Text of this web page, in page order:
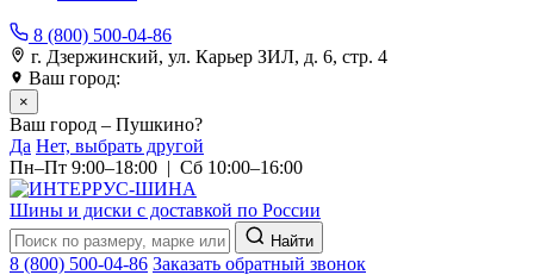
8 (800) 500-04-86
г. Дзержинский, ул. Карьер ЗИЛ, д. 6, стр. 4
Ваш город:
×
Ваш город – Пушкино?
Да Нет, выбрать другой
Пн–Пт 9:00–18:00 | Сб 10:00–16:00
Шины и диски с доставкой по России
Найти
8 (800) 500-04-86 Заказать обратный звонок